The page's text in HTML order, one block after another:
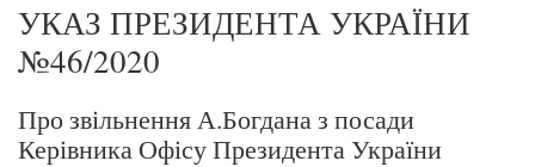
УКАЗ ПРЕЗИДЕНТА УКРАЇНИ
№46/2020
Про звільнення А.Богдана з посади
Керівника Офісу Президента України